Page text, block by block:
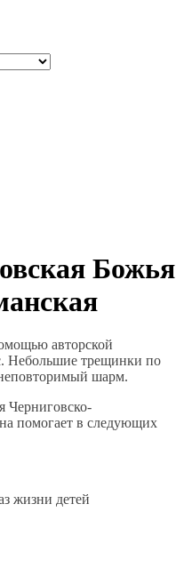
Божья
авторской
Небольшие трещинки по
шарм.
Черниговско-
помогает в следующих
жизни детей